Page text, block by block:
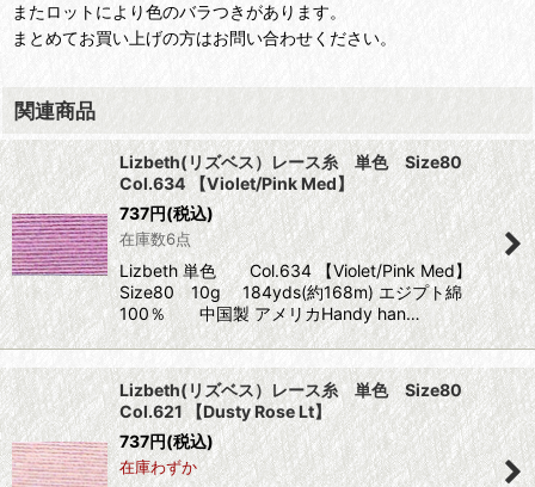
またロットにより色のバラつきがあります。
まとめてお買い上げの方はお問い合わせください。
関連商品
Lizbeth(リズベス）レース糸 単色 Size80
Col.634 【Violet/Pink Med】
737円(税込)
在庫数6点
Lizbeth 単色 Col.634 【Violet/Pink Med】
Size80 10g 184yds(約168m) エジプト綿
100％ 中国製 アメリカHandy han…
Lizbeth(リズベス）レース糸 単色 Size80
Col.621 【Dusty Rose Lt】
737円(税込)
在庫わずか